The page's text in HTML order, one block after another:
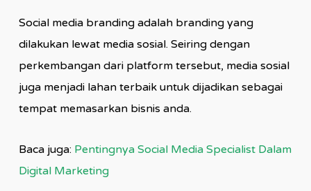
Social media branding adalah branding yang
dilakukan lewat media sosial. Seiring dengan
perkembangan dari platform tersebut, media sosial
juga menjadi lahan terbaik untuk dijadikan sebagai
tempat memasarkan bisnis anda.
Baca juga: Pentingnya Social Media Specialist Dalam
Digital Marketing